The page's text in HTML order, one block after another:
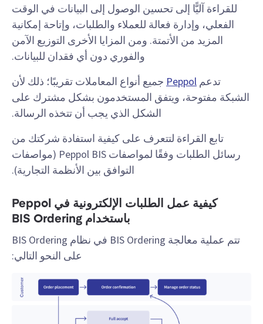
للقراءة آليًّا إلى تحسين الوصول إلى البيانات في الوقت
الفعلي، وإدارة فعالة للعملاء والطلبات، وإتاحة إمكانية
المزيد من الأتمتة. ومن المزايا الأخرى التوزيع الآمن
والفوري دون أي فقدان للبيانات.
تدعم Peppol جميع أنواع المعاملات تقريبًا؛ ذلك لأن
الشبكة مفتوحة، ويتفق المستخدمون بشكل مشترك على
الشكل الذي يجب أن تتخذه الرسالة.
تابع القراءة لتتعرف على كيفية استفادة شركتك من
رسائل الطلبات وفقًا لمواصفات Peppol BIS (مواصفات
التوافق بين الأنظمة التجارية).
كيفية عمل الطلبات الإلكترونية في Peppol
باستخدام BIS Ordering
تتم عملية معالجة BIS Ordering في نظام BIS Ordering
على النحو التالي: